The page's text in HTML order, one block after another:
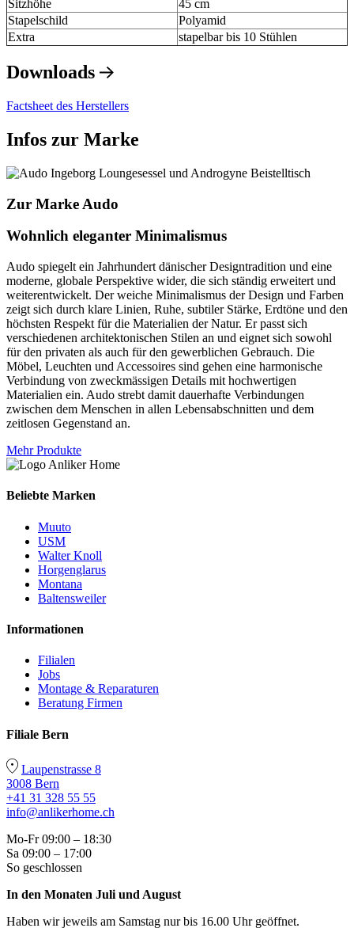
Sitzhöhe
45 cm
Stapelschild
Polyamid
Extra
stapelbar bis 10 Stühlen
Downloads
Factsheet des Herstellers
Infos zur Marke
Zur Marke Audo
Wohnlich eleganter Minimalismus
Audo spiegelt ein Jahrhundert dänischer Designtradition und eine
moderne, globale Perspektive wider, die sich ständig erweitert und
weiterentwickelt. Der weiche Minimalismus der Design und Farben
zeigt sich durch klare Linien, Ruhe, subtiler Stärke, Erdtöne und den
höchsten Respekt für die Materialien der Natur. Er passt sich
verschiedenen architektonischen Stilen an und eignet sich sowohl
für den privaten als auch für den gewerblichen Gebrauch. Die
Möbel, Leuchten und Accessoires sind gehen eine harmonische
Verbindung von zweckmässigen Details mit hochwertigen
Materialien ein. Audo strebt damit dauerhafte Verbindungen
zwischen dem Menschen in allen Lebensabschnitten und dem
zeitlosen Gegenstand an.
Mehr Produkte
Beliebte Marken
Muuto
USM
Walter Knoll
Horgenglarus
Montana
Baltensweiler
Informationen
Filialen
Jobs
Montage & Reparaturen
Beratung Firmen
Filiale Bern
Laupenstrasse 8
3008 Bern
+41 31 328 55 55
info@anlikerhome.ch
Mo-Fr 09:00 – 18:30
Sa 09:00 – 17:00
So geschlossen
In den Monaten Juli und August
Haben wir jeweils am Samstag nur bis 16.00 Uhr geöffnet.